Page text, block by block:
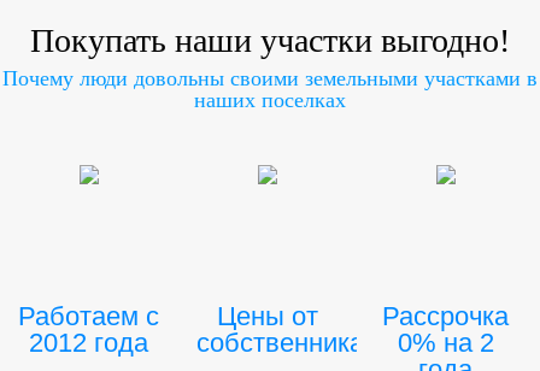
Покупать наши участки выгодно!
Почему люди довольны своими земельными участками в
наших поселках
Работаем с
2012 года
Цены от
собственника
Рассрочка
0% на 2